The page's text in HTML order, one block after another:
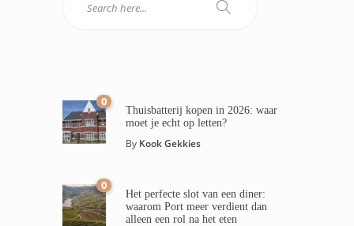
0
Thuisbatterij kopen in 2026: waar
moet je echt op letten?
By Kook Gekkies
0
Het perfecte slot van een diner:
waarom Port meer verdient dan
alleen een rol na het eten